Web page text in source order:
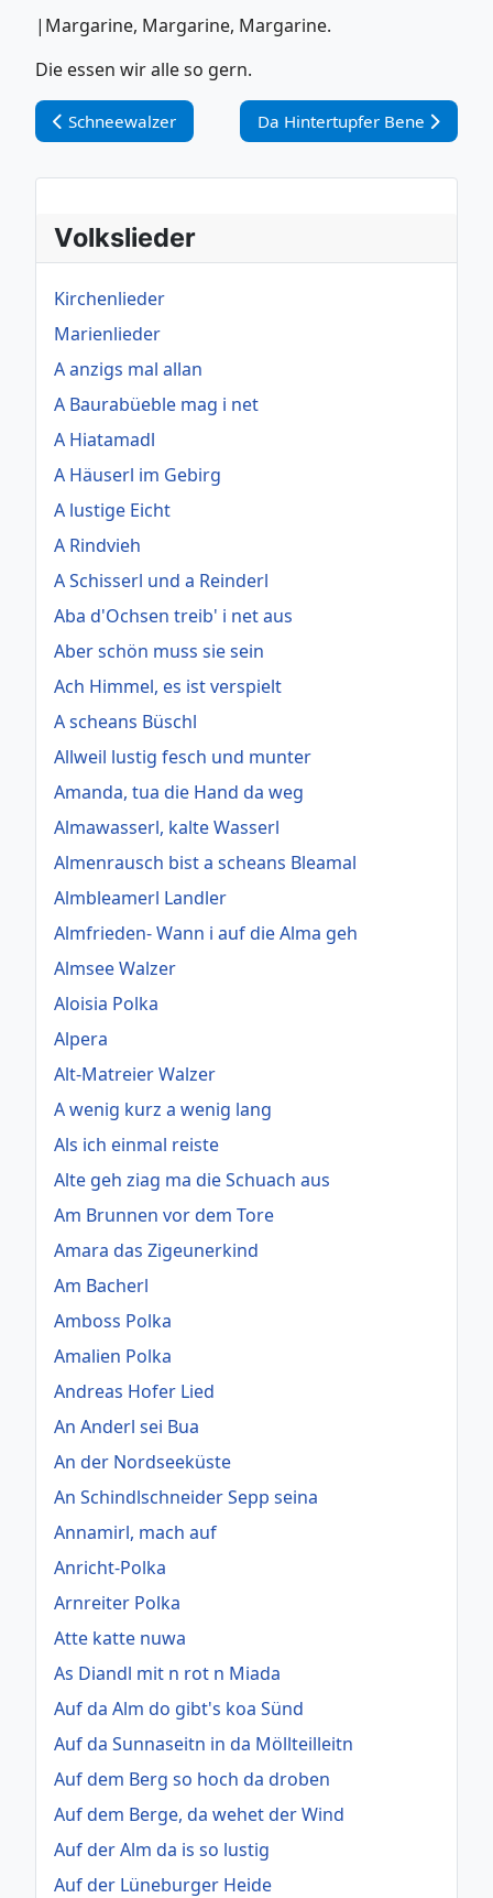
|Margarine, Margarine, Margarine.
Die essen wir alle so gern.
Vorheriger Beitrag: Schneewalzer
Schneewalzer Nächster Beitrag: Da
Da Hintertupfer Bene
Volkslieder
Kirchenlieder
Marienlieder
A anzigs mal allan
A Baurabüeble mag i net
A Hiatamadl
A Häuserl im Gebirg
A lustige Eicht
A Rindvieh
A Schisserl und a Reinderl
Aba d'Ochsen treib' i net aus
Aber schön muss sie sein
Ach Himmel, es ist verspielt
A scheans Büschl
Allweil lustig fesch und munter
Amanda, tua die Hand da weg
Almawasserl, kalte Wasserl
Almenrausch bist a scheans Bleamal
Almbleamerl Landler
Almfrieden- Wann i auf die Alma geh
Almsee Walzer
Aloisia Polka
Alpera
Alt-Matreier Walzer
A wenig kurz a wenig lang
Als ich einmal reiste
Alte geh ziag ma die Schuach aus
Am Brunnen vor dem Tore
Amara das Zigeunerkind
Am Bacherl
Amboss Polka
Amalien Polka
Andreas Hofer Lied
An Anderl sei Bua
An der Nordseeküste
An Schindlschneider Sepp seina
Annamirl, mach auf
Anricht-Polka
Arnreiter Polka
Atte katte nuwa
As Diandl mit n rot n Miada
Auf da Alm do gibt's koa Sünd
Auf da Sunnaseitn in da Möllteilleitn
Auf dem Berg so hoch da droben
Auf dem Berge, da wehet der Wind
Auf der Alm da is so lustig
Auf der Lüneburger Heide